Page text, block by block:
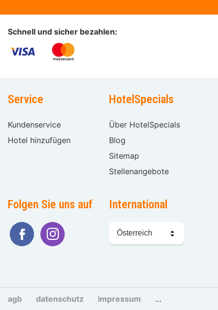
Schnell und sicher bezahlen:
Service
Kundenservice
Hotel hinzufügen
HotelSpecials
Über HotelSpecials
Blog
Sitemap
Stellenangebote
Folgen Sie uns auf International
Sprache
wählen
agb datenschutz impressum cookies und